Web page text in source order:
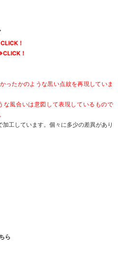
CLICK！
CLICK！
ったかのような黒い点紋を再現していま
な風合いは意図して表現しているもので
工しています。個々に多少の差異があり
ら